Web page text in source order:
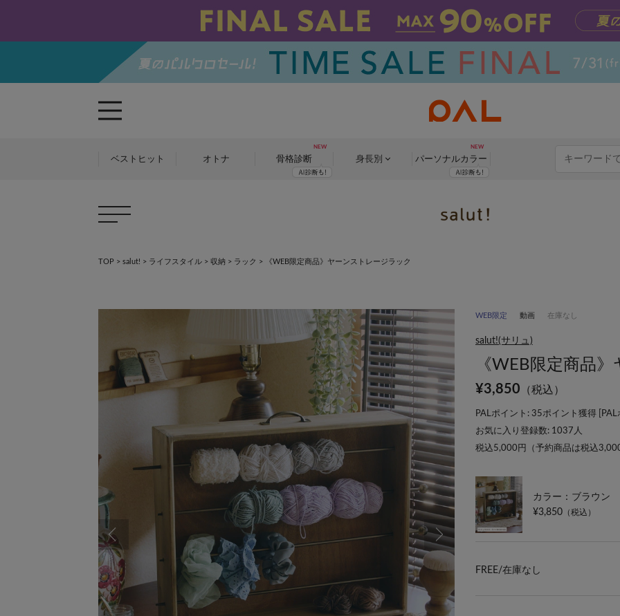
ベストヒット オトナ 骨格診断 身長別 パーソナルカラー
TOP > salut! > ライフスタイル > 収納 > ラック > 《WEB限定商品》ヤーンストレージラック
WEB限定 動画 在庫なし
salut!(サリュ)
《WEB限定商品
¥3,850 （税込）
PALポイント: 35ポイント獲得 [
お気に入り登録数: 1037 人
税込5,000円（予約商品は税込
カラー：ブラウン
¥3,850 （税込）
FREE/在庫なし